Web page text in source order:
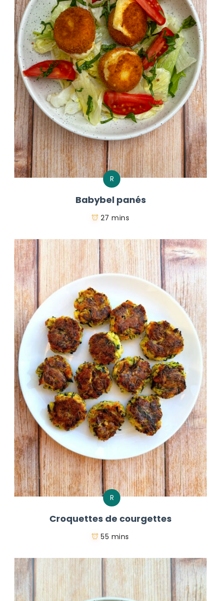
R
Babybel panés
27 mins
R
Croquettes de courgettes
55 mins